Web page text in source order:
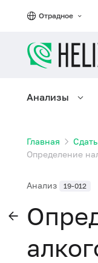
Отрадное
Анализы
Главная
Определение
Анализ 19-012